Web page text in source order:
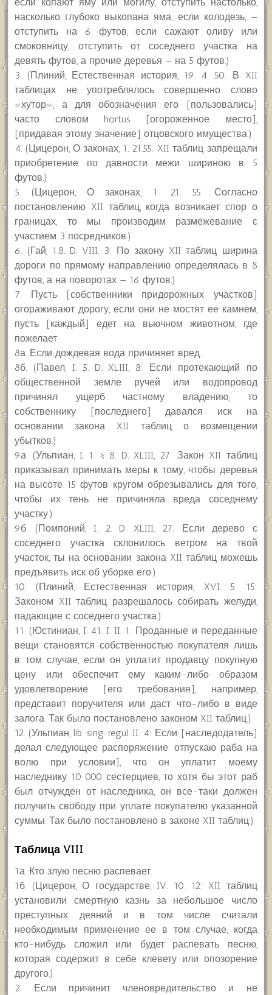
если копают яму или могилу, отступить настолько,
насколько глубоко выкопана яма, если колодезь, —
отступить на 6 футов, если сажают оливу или
смоковницу, отступить от соседнего участка на
девять футов, а прочие деревья — на 5 футов.)
3. (Плиний, Естественная история, 19. 4. 50: В XII
таблицах не употреблялось совершенно слово
«хутор», а для обозначения его [пользовались]
часто словом hortus [огороженное место],
[придавая этому значение] отцовского имущества.)
4. (Цицерон, О законах, 1. 21.55: XII таблиц запрещали
приобретение по давности межи шириною в 5
футов.)
5. (Цицерон, О законах, 1. 21. 55: Согласно
постановлению XII таблиц, когда возникает спор о
границах, то мы производим размежевание с
участием 3 посредников.)
6. (Гай, 1.8. D. VIII. 3: По закону XII таблиц ширина
дороги по прямому направлению определялась в 8
футов, а на поворотах — 16 футов.)
7. Пусть [собственники придорожных участков]
огораживают дорогу, если они не мостят ее камнем,
пусть [каждый] едет на вьючном животном, где
пожелает.
8а. Если дождевая вода причиняет вред…
8б. (Павел, I. 5. D. XLIII, 8: Если протекающий по
общественной земле ручей или водопровод
причинял ущерб частному владению, то
собственнику [последнего] давался иск на
основании закона XII таблиц о возмещении
убытков.)
9а. (Ульпиан, I. 1. § 8. D. XLIII, 27: Закон XII таблиц
приказывал принимать меры к тому, чтобы деревья
на высоте 15 футов кругом обрезывались для того,
чтобы их тень не причиняла вреда соседнему
участку.)
9б. (Помпоний, I. 2. D. XLIII. 27: Если дерево с
соседнего участка склонилось ветром на твой
участок, ты на основании закона XII таблиц можешь
предъявить иск об уборке его.)
10. (Плиний, Естественная история, XVI. 5. 15:
Законом XII таблиц разрешалось собирать желуди,
падающие с соседнего участка.)
11. (Юстиниан, I. 41. I. II. 1: Проданные и переданные
вещи становятся собственностью покупателя лишь
в том случае, если он уплатит продавцу покупную
цену или обеспечит ему каким-либо образом
удовлетворение [его требования], например,
представит поручителя или даст что-либо в виде
залога. Так было постановлено законом XII таблиц.)
12. (Ульпиан, lib. sing. regul. II. 4: Если [наследодатель]
делал следующее распоряжение: отпускаю раба на
волю при условии], что он уплатит моему
наследнику 10 000 сестерциев, то хотя бы этот раб
был отчужден от наследника, он все-таки должен
получить свободу при уплате покупателю указанной
суммы. Так было постановлено в законе XII таблиц.)
Таблица VIII
1а. Кто злую песню распевает.
1б. (Цицерон, О государстве, IV. 10. 12: XII таблиц
установили смертную казнь за небольшое число
преступных деяний и в том числе считали
необходимым применение ее в том случае, когда
кто-нибудь сложил или будет распевать песню,
которая содержит в себе клевету или опозорение
другого.)
2. Если причинит членовредительство и не